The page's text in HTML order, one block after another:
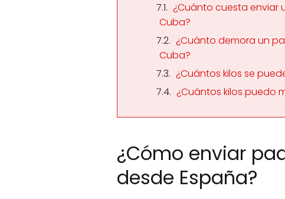
¿Cuánto cuesta enviar
Cuba?
¿Cuánto demora un
Cuba?
¿Cuántos kilos se
¿Cuántos kilos puedo
¿Cómo enviar
desde España?